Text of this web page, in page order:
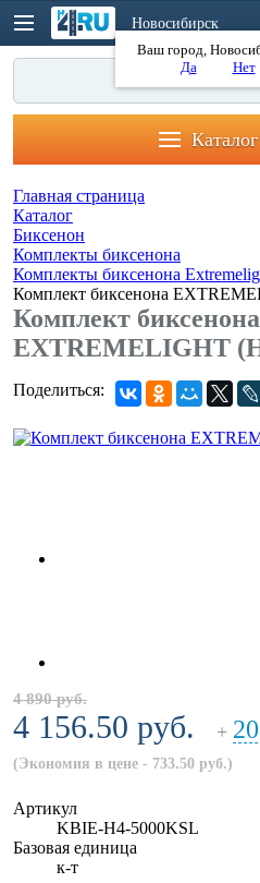
Новосибирск
Ваш город,
Да
Нет
Главная страница
Каталог
Биксенон
Комплекты биксенона
Комплекты биксенона
Комплект биксенона
Комплект биксенона
EXTREMELIGHT
Поделиться:
4 890 руб.
4 156.50 руб. +
(Экономия в цене - 733.50 руб.)
Артикул
KBIE-H4-5000KSL
Базовая единица
к-т